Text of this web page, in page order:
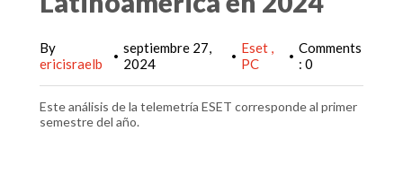
By
ericisraelb
• septiembre 27,
2024
• Eset
PC
• Comments
: 0
Este análisis de la telemetría ESET corresponde al primer
semestre del año.